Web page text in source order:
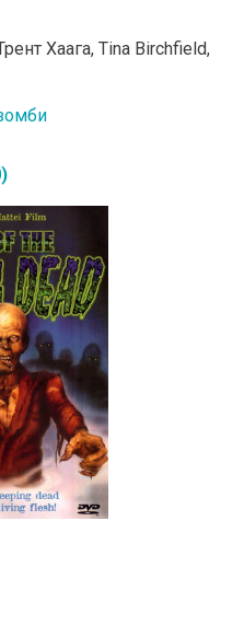
Хаага, Tina Birchfield,